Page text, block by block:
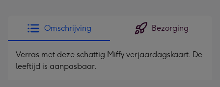
mm
indruk
-
Dimensions:
240
Omschrijving Bezorging
Verras met deze schattig Miffy verjaardagskaart. De
leeftijd is aanpasbaar.